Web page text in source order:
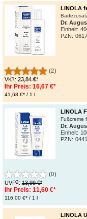
LINOLA
Dr.
Einheit:
PZN:
(2)
VK1 : 23,84 €*
Ihr Preis: 16,67 €*
41,68 €* / 1 l
LINOLA
Fußcreme
Dr.
Einheit:
PZN:
(0)
UVP2: 13,99 €*
Ihr Preis: 11,60 €*
116,00 €* / 1 l
LINOLA